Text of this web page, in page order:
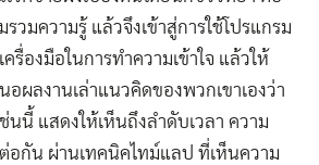
วมความรู้ แล้วจึงเข้าสู่การใช้โปรแกรม
รื่องมือในการทำความเข้าใจ แล้วให้
ผลงานเล่าแนวคิดของพวกเขาเองว่า
นนี้ แสดงให้เห็นถึงลำดับเวลา ความ
กัน ผ่านเทคนิคไทม์แลป ที่เห็นความ